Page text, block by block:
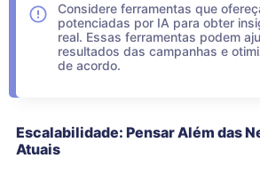
Considere ferramentas que
potenciadas por IA para obter
real. Essas ferramentas podem
resultados das campanhas e
de acordo.
Escalabilidade: Pensar Além das
Atuais